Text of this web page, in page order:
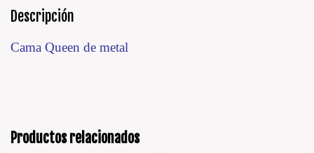
Descripción
Cama Queen de metal
Productos relacionados